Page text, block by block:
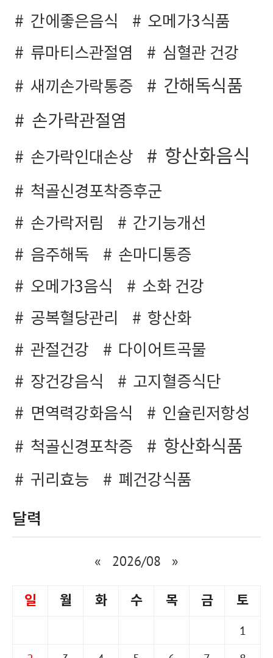
간에좋은음식
오메가3식품
류마티스관절염
심혈관 건강
새끼손가락통증
간해독식품
손가락관절염
손가락인대손상 항산화음식
척골신경포착증후군
손가락저림
간기능개선
음주해독
손마디통증
오메가3음식
소화 건강
공복혈당관리
항산화
관절건강
다이어트곡물
장건강음식
고지혈증식단
면역력강화음식
인슐린저항성
척골신경포착증
항산화식품
귀리효능 폐건강식품
달력
« 2026/08 »
일 월 화 수 목 금 토
1